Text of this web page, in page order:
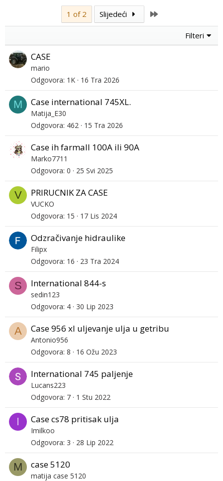
1 of 2 Slijedeći
Filteri
CASE
mario
Odgovora 1K 16 Tra 2026
M Case international 745XL.
Matija_E30
Odgovora 462 15 Tra 2026
Case ih farmall 100A ili 90A
Marko7711
Odgovora 0 25 Svi 2025
V PRIRUCNIK ZA CASE
VUCKO
Odgovora 15 17 Lis 2024
Odzračivanje hidraulike
Filipx
Odgovora 16 23 Tra 2024
S International 844-s
sedin123
Odgovora 4 30 Lip 2023
A Case 956 xl uljevanje ulja u getribu
Antonio956
Odgovora 8 16 Ožu 2023
International 745 paljenje
Lucans223
Odgovora 7 1 Stu 2022
I Case cs78 pritisak ulja
Imilkoo
Odgovora 3 28 Lip 2022
M case 5120
matija case 5120